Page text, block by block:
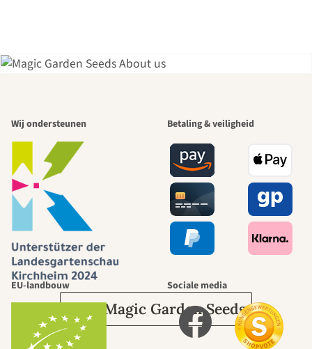
mooiste paden
naar onszelf
leidt door de
tuin.
Over Magic Garden Seeds
Wij ondersteunen Betaling & veiligheid
EU-landbouw Sociale media